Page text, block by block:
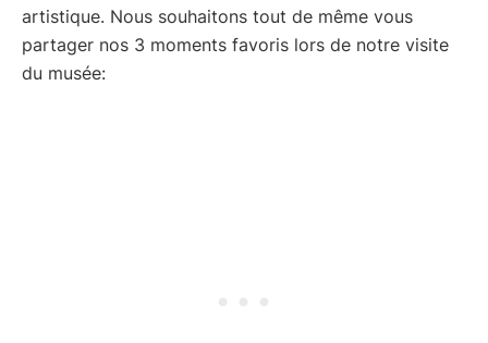
artistique. Nous souhaitons tout de même vous
partager nos 3 moments favoris lors de notre visite
du musée: